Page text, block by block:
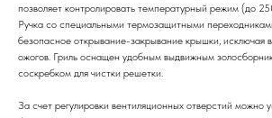
позволяет контролировать температурный режим (до
Ручка со специальными термозащитными
безопасное открывание-закрывание крышки, исключая
ожогов. Гриль оснащен удобным выдвижным
соскребком для чистки решетки.
За счет регулировки вентиляционных отверстий можно